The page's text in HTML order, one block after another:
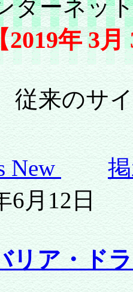
ターネッ
2019年 3
従来のサ
New
6月12日
リア・ド